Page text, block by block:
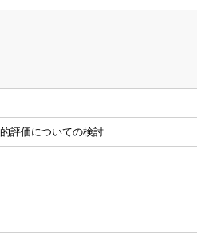
評価についての検討